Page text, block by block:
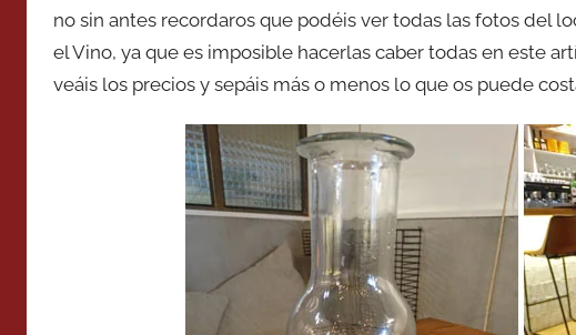
no sin antes recordaros que podéis ver todas las fotos del
el Vino, ya que es imposible hacerlas caber todas en este
veáis los precios y sepáis más o menos lo que os puede